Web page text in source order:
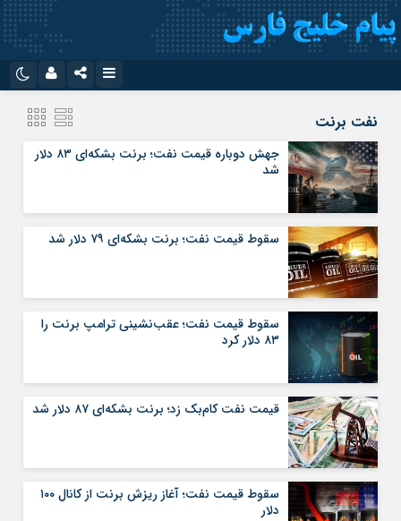
سروش
آپارات
رمز عبور
مرا به خاطر بسپار
نفت برنت
جهش دوباره قیمت نفت؛ برنت بشکه‌ای ۸۳ دلار
شد
سقوط قیمت نفت؛ برنت بشکه‌ای ۷۹ دلار شد
سقوط قیمت نفت؛ عقب‌نشینی ترامپ برنت را
۸۳ دلار کرد
قیمت نفت کام‌بک زد؛ برنت بشکه‌ای ۸۷ دلار شد
سقوط قیمت نفت؛ آغاز ریزش برنت از کانال ۱۰۰
دلار